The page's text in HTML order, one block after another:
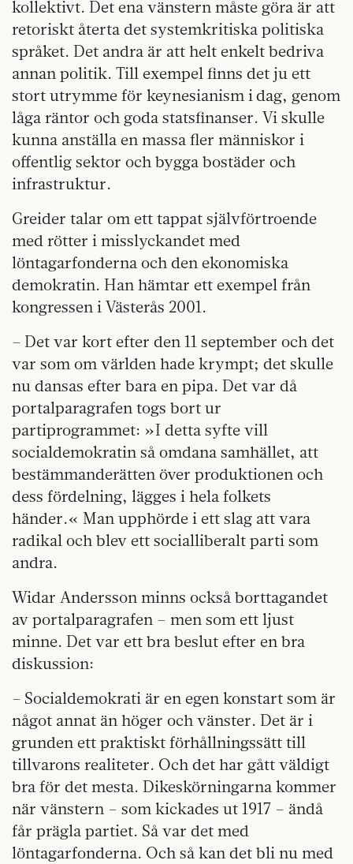
kollektivt. Det ena vänstern måste göra är att
retoriskt återta det systemkritiska politiska
språket. Det andra är att helt enkelt bedriva
annan politik. Till exempel finns det ju ett
stort utrymme för keynesianism i dag, genom
låga räntor och goda statsfinanser. Vi skulle
kunna anställa en massa fler människor i
offentlig sektor och bygga bostäder och
infrastruktur.
Greider talar om ett tappat självförtroende
med rötter i misslyckandet med
löntagarfonderna och den ekonomiska
demokratin. Han hämtar ett exempel från
kongressen i Västerås 2001.
– Det var kort efter den 11 september och det
var som om världen hade krympt; det skulle
nu dansas efter bara en pipa. Det var då
portalparagrafen togs bort ur
partiprogrammet: »I detta syfte vill
socialdemokratin så omdana samhället, att
bestämmanderätten över produktionen och
dess fördelning, lägges i hela folkets
händer.« Man upphörde i ett slag att vara
radikal och blev ett socialliberalt parti som
andra.
Widar Andersson minns också borttagandet
av portalparagrafen – men som ett ljust
minne. Det var ett bra beslut efter en bra
diskussion:
– Socialdemokrati är en egen konstart som är
något annat än höger och vänster. Det är i
grunden ett praktiskt förhållningssätt till
tillvarons realiteter. Och det har gått väldigt
bra för det mesta. Dikeskörningarna kommer
när vänstern – som kickades ut 1917 – ändå
får prägla partiet. Så var det med
löntagarfonderna. Och så kan det bli nu med